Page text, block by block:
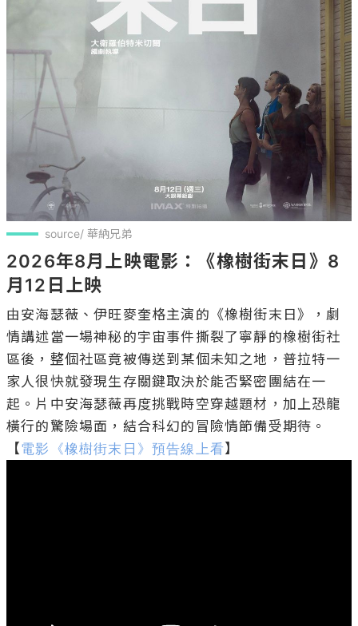
source/ 華納兄弟
2026年8月上映電影：《橡樹街末日》8
月12日上映
由安海瑟薇、伊旺麥奎格主演的《橡樹街末日》，劇
情講述當一場神秘的宇宙事件撕裂了寧靜的橡樹街社
區後，整個社區竟被傳送到某個未知之地，普拉特一
家人很快就發現生存關鍵取決於能否緊密團結在一
起。片中安海瑟薇再度挑戰時空穿越題材，加上恐龍
橫行的驚險場面，結合科幻的冒險情節備受期待。
【電影《橡樹街末日》預告線上看